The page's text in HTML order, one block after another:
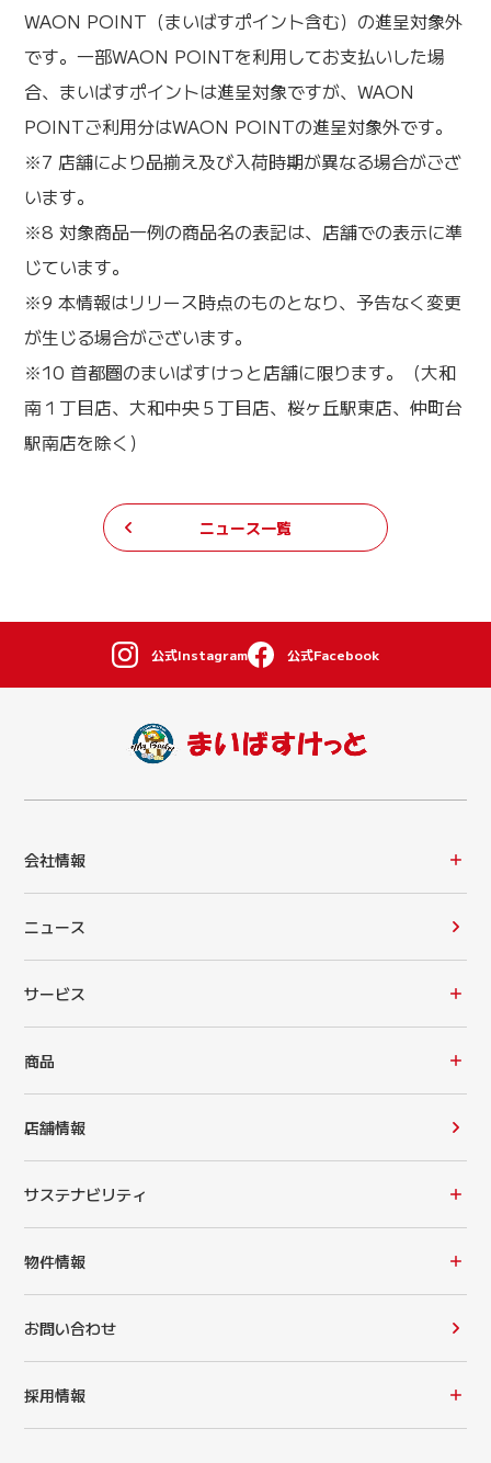
WAON POINT（まいばすポイント含む）の進呈対象外
です。一部WAON POINTを利用してお支払いした場
合、まいばすポイントは進呈対象ですが、WAON
POINTご利用分はWAON POINTの進呈対象外です。
※7 店舗により品揃え及び入荷時期が異なる場合がござ
います。
※8 対象商品一例の商品名の表記は、店舗での表示に準
じています。
※9 本情報はリリース時点のものとなり、予告なく変更
が生じる場合がございます。
※10 首都圏のまいばすけっと店舗に限ります。（大和
南１丁目店、大和中央５丁目店、桜ヶ丘駅東店、仲町台
駅南店を除く）
ニュース一覧
公式Instagram 公式Facebook
会社情報
ニュース
サービス
商品
店舗情報
サステナビリティ
物件情報
お問い合わせ
採用情報